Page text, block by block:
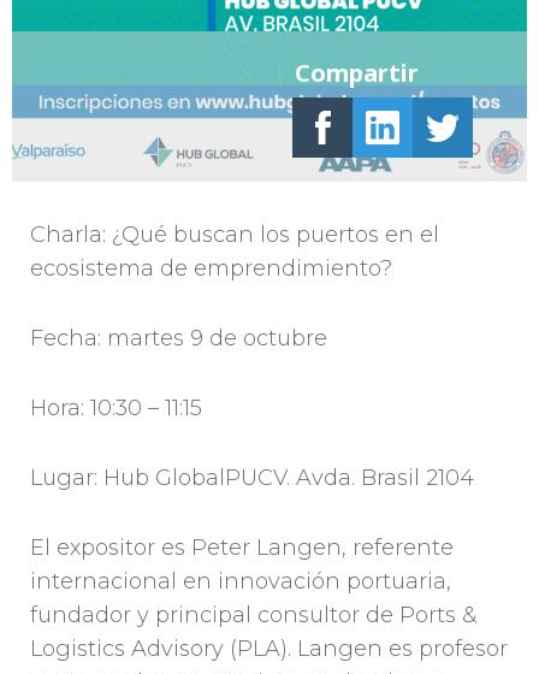
Charla: ¿Qué buscan los puertos en el
ecosistema de emprendimiento?
Fecha: martes 9 de octubre
Hora: 10:30 – 11:15
Lugar: Hub GlobalPUCV. Avda. Brasil 2104
El expositor es Peter Langen, referente
internacional en innovación portuaria,
fundador y principal consultor de Ports &
Logistics Advisory (PLA). Langen es profesor
Compartir